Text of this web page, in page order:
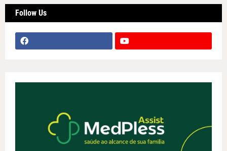
Follow Us